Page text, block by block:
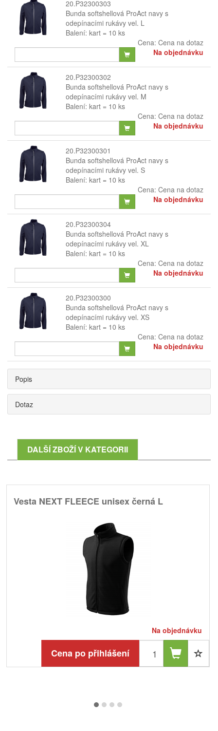
20.P32300303
Bunda softshellová ProAct navy s
odepínacími rukávy vel. L
Balení: kart = 10 ks
Cena: Cena na dotaz
Na objednávku
20.P32300302
Bunda softshellová ProAct navy s
odepínacími rukávy vel. M
Balení: kart = 10 ks
Cena: Cena na dotaz
Na objednávku
20.P32300301
Bunda softshellová ProAct navy s
odepínacími rukávy vel. S
Balení: kart = 10 ks
Cena: Cena na dotaz
Na objednávku
20.P32300304
Bunda softshellová ProAct navy s
odepínacími rukávy vel. XL
Balení: kart = 10 ks
Cena: Cena na dotaz
Na objednávku
20.P32300300
Bunda softshellová ProAct navy s
odepínacími rukávy vel. XS
Balení: kart = 10 ks
Cena: Cena na dotaz
Na objednávku
Popis
Dotaz
DALŠÍ ZBOŽÍ V KATEGORII
Vesta NEXT FLEECE unisex černá L
Na objednávku
Cena po přihlášení